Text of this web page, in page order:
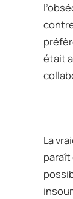
était
La
paraît